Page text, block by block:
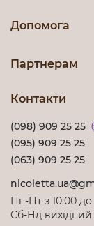
Допомога
Партнерам
Контакти
(098) 909 25 25
(095) 909 25 25
(063) 909 25 25
Пн-Пт з 10:00 до
Cб-Нд вихідний